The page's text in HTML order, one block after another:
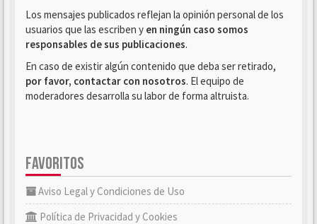
Los mensajes publicados reflejan la opinión personal de los
usuarios que las escriben y en ningún caso somos
responsables de sus publicaciones.
En caso de existir algún contenido que deba ser retirado,
por favor, contactar con nosotros. El equipo de
moderadores desarrolla su labor de forma altruista.
FAVORITOS
Aviso Legal y Condiciones de Uso
Política de Privacidad y Cookies